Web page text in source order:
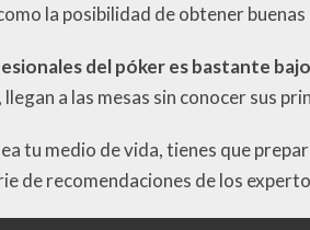
la posibilidad de obtener buenas
del póker es bastante bajo
a las mesas sin conocer sus
tu medio de vida, tienes que
de recomendaciones de los